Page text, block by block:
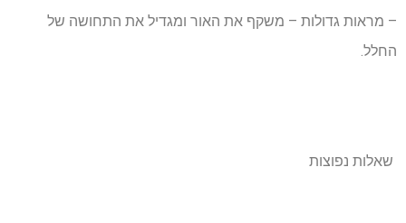
– מראות גדולות – משקף את האור ומגדיל את התחושה של
החלל.
שאלות נפוצות